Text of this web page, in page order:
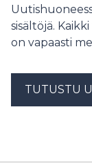
sisältöjä.
on vapaasti
TUTUSTU